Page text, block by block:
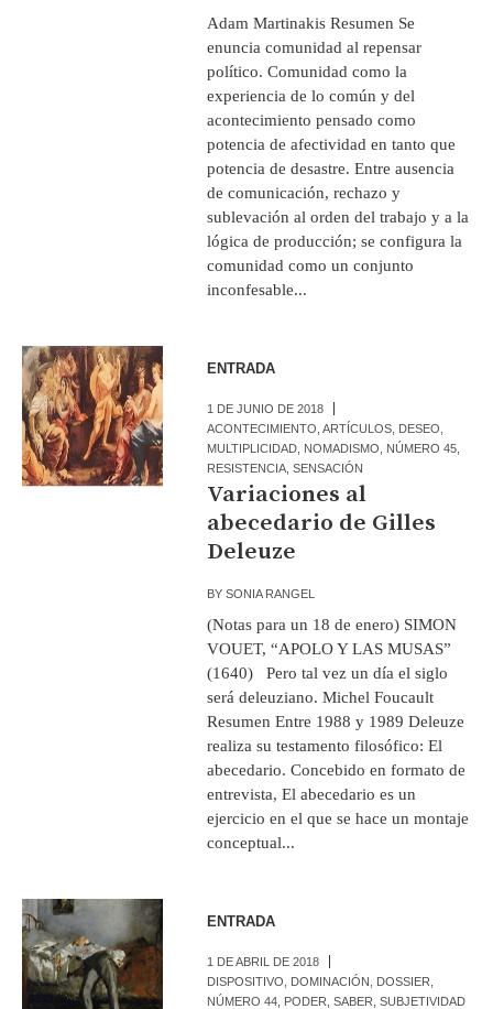
Adam Martinakis Resumen Se
enuncia comunidad al repensar
político. Comunidad como la
experiencia de lo común y del
acontecimiento pensado como
potencia de afectividad en tanto que
potencia de desastre. Entre ausencia
de comunicación, rechazo y
sublevación al orden del trabajo y a la
lógica de producción; se configura la
comunidad como un conjunto
inconfesable...
ENTRADA
1 DE JUNIO DE 2018
ACONTECIMIENTO ,ARTÍCULOS DESEO
MULTIPLICIDAD NOMADISMO NÚMERO 45
RESISTENCIA ,SENSACIÓN
Variaciones al
abecedario de Gilles
Deleuze
BYSONIA RANGEL
(Notas para un 18 de enero) SIMON
VOUET, “APOLO Y LAS MUSAS”
(1640) Pero tal vez un día el siglo
será deleuziano. Michel Foucault
Resumen Entre 1988 y 1989 Deleuze
realiza su testamento filosófico: El
abecedario. Concebido en formato de
entrevista, El abecedario es un
ejercicio en el que se hace un montaje
conceptual...
ENTRADA
1 DE ABRIL DE 2018
DISPOSITIVO
DOMINACIÓN DOSSIER
NÚMERO 44 PODER ,SABER ,SUBJETIVIDAD